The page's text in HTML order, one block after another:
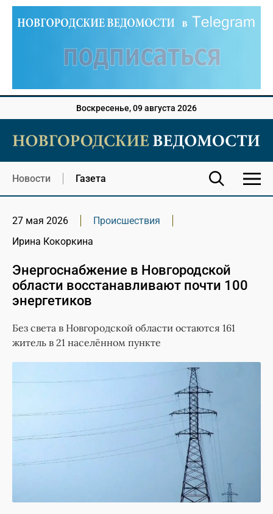
Воскресенье, 09 августа 2026
Новости Газета
27 мая 2026
Происшествия
Ирина Кокоркина
Энергоснабжение в Новгородской
области восстанавливают почти 100
энергетиков
Без света в Новгородской области остаются 161
житель в 21 населённом пункте